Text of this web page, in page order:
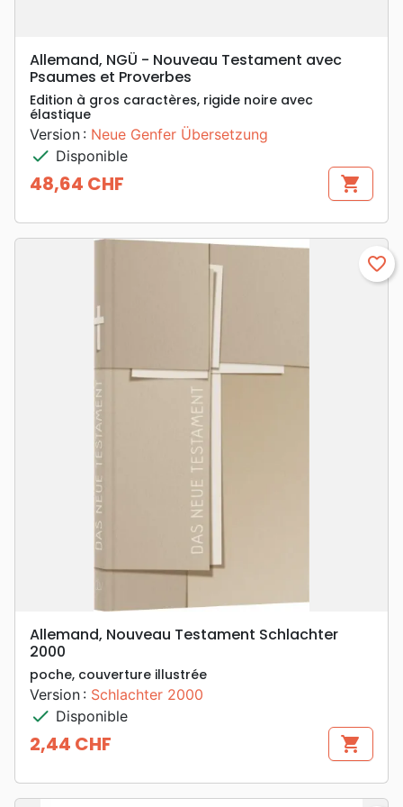
Allemand, NGÜ - Nouveau Testament avec
Psaumes et Proverbes
Edition à gros caractères, rigide noire avec
élastique
Version : Neue Genfer Übersetzung
check Disponible
Prix
48,64 CHF shopping_cart
favorite_border
Allemand, Nouveau Testament Schlachter
2000
poche, couverture illustrée
Version : Schlachter 2000
check Disponible
Prix
2,44 CHF shopping_cart